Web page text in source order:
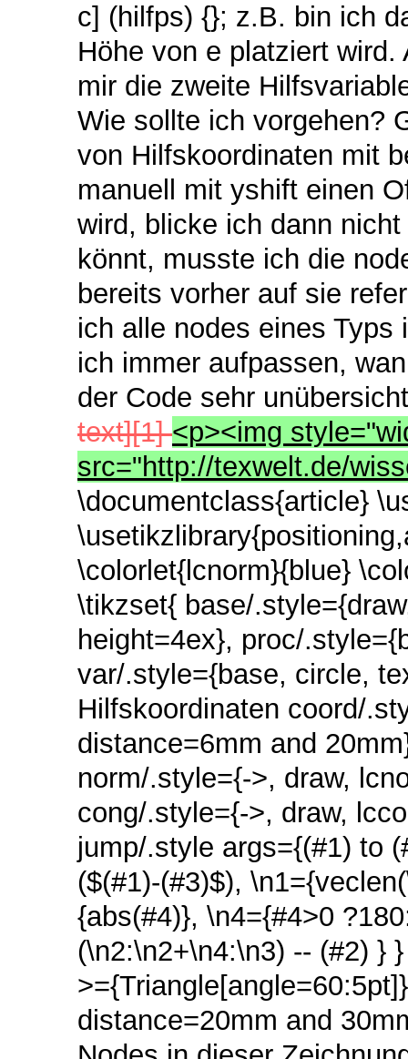
c] (hilfps) {}; z.B. bin ich
Höhe von e platziert
mir die zweite
Wie sollte ich vorgehen?
von Hilfskoordinaten mit
manuell mit yshift einen
wird, blicke ich dann
könnt, musste ich die
bereits vorher auf sie
ich alle nodes eines
ich immer aufpassen,
der Code sehr
text][1]<p><img
src="http://texwelt.de/
\documentclass{article}
\colorlet{lcnorm}{blue}
\tikzset{ base/
height=4ex}, proc/
var/.style={base, circle,
Hilfskoordinaten coord/
distance=6mm and
norm/.style={->, draw,
cong/.style={->, draw,
jump/.style args={(#1) to
($(#1)-(#3)$),
{abs(#4)}, \n4={#4>0
(\n2:\n2+\n4:\n3) -- (#2) }
distance=20mm and